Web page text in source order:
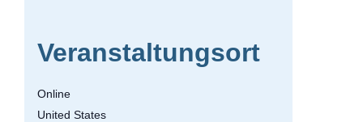
Veranstaltungsort
Online
United States